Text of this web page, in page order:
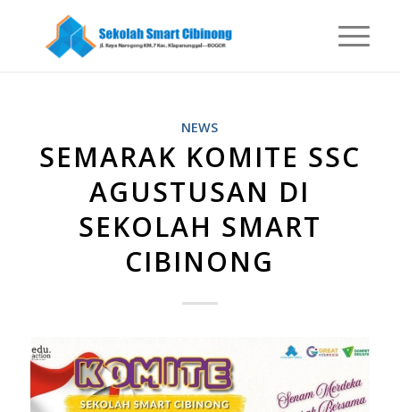
NEWS
SEMARAK KOMITE SSC
AGUSTUSAN DI
SEKOLAH SMART
CIBINONG